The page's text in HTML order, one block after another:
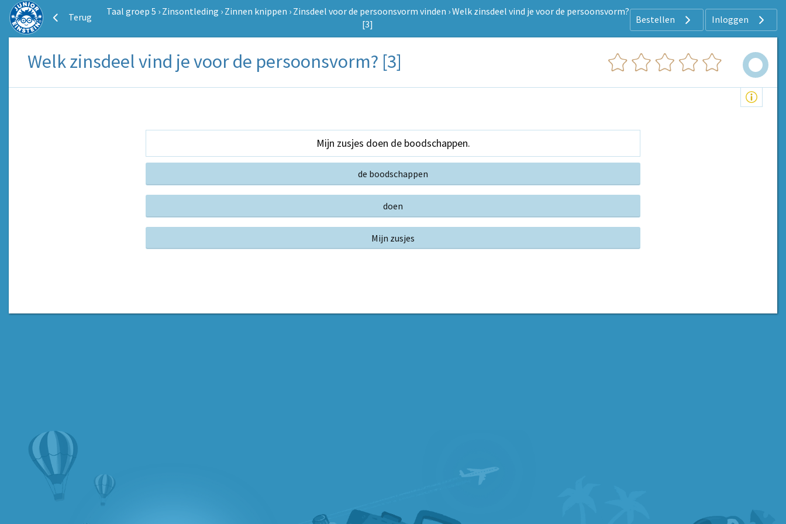
Terug
Taal groep 5 › Zinsontleding › Zinnen knippen › Zinsdeel voor de persoonsvorm vinden ›Welk zinsdeel vind je voor de persoonsvorm?
[3]
Bestellen Inloggen
Welk zinsdeel vind je voor de persoonsvorm? [3]
Mijn zusjes doen de boodschappen.
de boodschappen
doen
Mijn zusjes